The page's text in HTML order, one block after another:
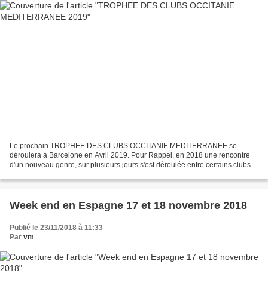
Le prochain TROPHEE DES CLUBS OCCITANIE MEDITERRANEE se
déroulera à Barcelone en Avril 2019. Pour Rappel, en 2018 une rencontre
d'un nouveau genre, sur plusieurs jours s'est déroulée entre certains clubs
Week end en Espagne 17 et 18 novembre 2018
Publié le 23/11/2018 à 11:33
Par vm